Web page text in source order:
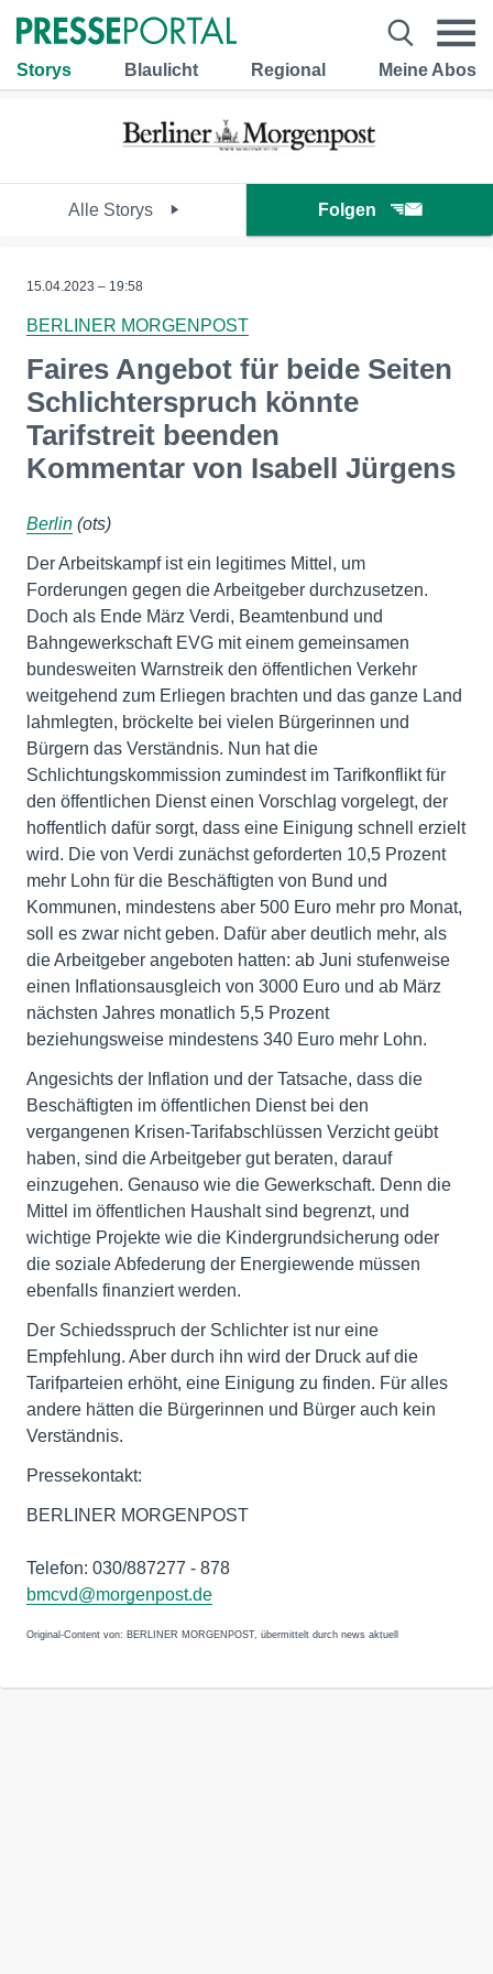
Storys Blaulicht Regional Meine Abos
Alle Storys Folgen
15.04.2023 – 19:58
BERLINER MORGENPOST
Faires Angebot für beide Seiten
Schlichterspruch könnte
Tarifstreit beenden
Kommentar von Isabell Jürgens
Berlin (ots)
Der Arbeitskampf ist ein legitimes Mittel, um
Forderungen gegen die Arbeitgeber durchzusetzen.
Doch als Ende März Verdi, Beamtenbund und
Bahngewerkschaft EVG mit einem gemeinsamen
bundesweiten Warnstreik den öffentlichen Verkehr
weitgehend zum Erliegen brachten und das ganze Land
lahmlegten, bröckelte bei vielen Bürgerinnen und
Bürgern das Verständnis. Nun hat die
Schlichtungskommission zumindest im Tarifkonflikt für
den öffentlichen Dienst einen Vorschlag vorgelegt, der
hoffentlich dafür sorgt, dass eine Einigung schnell erzielt
wird. Die von Verdi zunächst geforderten 10,5 Prozent
mehr Lohn für die Beschäftigten von Bund und
Kommunen, mindestens aber 500 Euro mehr pro Monat,
soll es zwar nicht geben. Dafür aber deutlich mehr, als
die Arbeitgeber angeboten hatten: ab Juni stufenweise
einen Inflationsausgleich von 3000 Euro und ab März
nächsten Jahres monatlich 5,5 Prozent
beziehungsweise mindestens 340 Euro mehr Lohn.
Angesichts der Inflation und der Tatsache, dass die
Beschäftigten im öffentlichen Dienst bei den
vergangenen Krisen-Tarifabschlüssen Verzicht geübt
haben, sind die Arbeitgeber gut beraten, darauf
einzugehen. Genauso wie die Gewerkschaft. Denn die
Mittel im öffentlichen Haushalt sind begrenzt, und
wichtige Projekte wie die Kindergrundsicherung oder
die soziale Abfederung der Energiewende müssen
ebenfalls finanziert werden.
Der Schiedsspruch der Schlichter ist nur eine
Empfehlung. Aber durch ihn wird der Druck auf die
Tarifparteien erhöht, eine Einigung zu finden. Für alles
andere hätten die Bürgerinnen und Bürger auch kein
Verständnis.
Pressekontakt:
BERLINER MORGENPOST
Telefon: 030/887277 - 878
bmcvd@morgenpost.de
Original-Content von: BERLINER MORGENPOST, übermittelt durch news aktuell